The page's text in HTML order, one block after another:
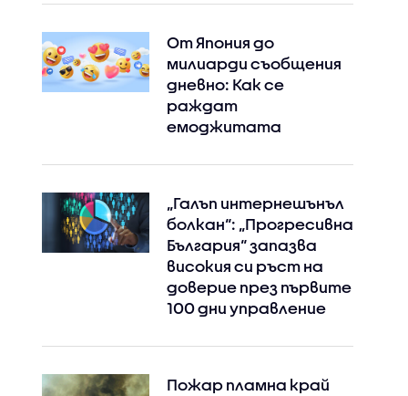
От Япония до
милиарди съобщения
дневно: Как се
раждат
емоджитата
„Галъп интернешънъл
болкан“: „Прогресивна
България“ запазва
високия си ръст на
доверие през първите
100 дни управление
Пожар пламна край